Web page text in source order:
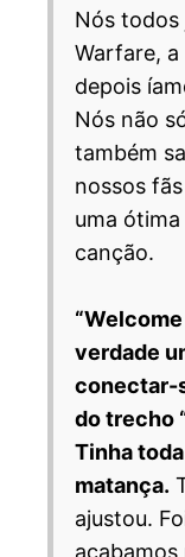
Nós todos
Warfare, a
depois
Nós não
também
nossos
uma
canção.
verdade
conectar-
do trecho
Tinha
matança.
ajustou.